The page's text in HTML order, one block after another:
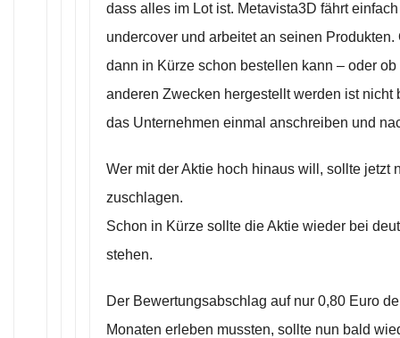
dass alles im Lot ist. Metavista3D fährt
undercover und arbeitet an seinen
dann in Kürze schon bestellen kann – oder
anderen Zwecken hergestellt werden ist nicht
das Unternehmen einmal anschreiben und
Wer mit der Aktie hoch hinaus will, sollte jetzt
zuschlagen.
Schon in Kürze sollte die Aktie wieder bei
stehen.
Der Bewertungsabschlag auf nur 0,80 Euro
Monaten erleben mussten, sollte nun bald